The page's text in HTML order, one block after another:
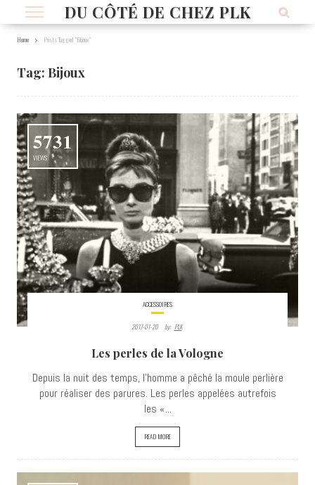
DU CÔTÉ DE CHEZ PLK
Home Posts Tagged "Bijoux"
Tag: Bijoux
5731
VIEWS
ACCESSOIRES
2017-01-20 By: PLK
Les perles de la Vologne
Depuis la nuit des temps, l'homme a pêché la moule perlière
pour réaliser des parures. Les perles appelées autrefois
les «...
READ MORE